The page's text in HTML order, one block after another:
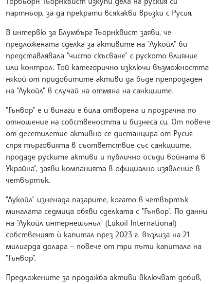
партньор, за да прекрати всякакви връзки с Русия.
В интервю за Блумбърг Тьорнквист заяви, че
предложената сделка за активите на "Лукойл" би
представлявала "чисто скъсване" с руското влияние
или контрол. Той категорично изключи възможността
някой от придобитите активи да бъде препродаден
на "Лукойл" в случай на отмяна на санкциите.
"Гънвор" е и винаги е била отворена и прозрачна по
отношение на собствеността и бизнеса си. От повече
от десетилетие активно се дистанцира от Русия -
спря търговията в съответствие със санкциите,
продаде руските активи и публично осъди войната в
Украйна", заяви компанията в официално изявление в
четвъртък.
"Лукойл" изненада пазарите, когато в четвъртък
миналата седмица обяви сделката с "Гънвор". По данни
на "Лукойл интернешънъл" (Lukoil International)
собственият ѝ капитал през 2023 г. възлиза на 21
милиарда долара – повече от три пъти капитала на
"Гънвор".
Предложените за продажба активи включват добив,